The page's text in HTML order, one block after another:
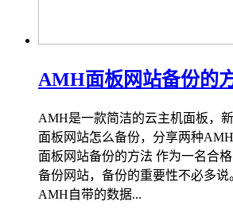
AMH面板网站备份的
AMH是一款简洁的云主机面板，
面板网站怎么备份，分享两种
面板网站备份的方法 作为一名合
备份网站，备份的重要性不必多说
AMH自带的数据...